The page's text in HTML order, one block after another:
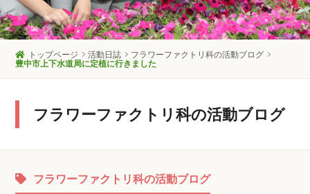
トップページ 活動日誌
フラワーファクトリ科の活動ブログ
豊中市上下水道局に定植に行きました
フラワーファクトリ科の活動ブログ
フラワーファクトリ科の活動ブログ